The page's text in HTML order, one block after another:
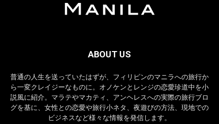
ABOUT US
普通の人生を送っていたはずが、フィリピンのマニラへの旅行か
ら一変クレイジーなものに。オノケンとレンジの恋愛珍道中を小
説風に紹介。マラテやマカティ、アンヘレスへの実際の旅行ブロ
グを基に、女性との恋愛や旅行小ネタ、夜遊びの方法、現地での
ビジネスなど様々な情報を発信します。